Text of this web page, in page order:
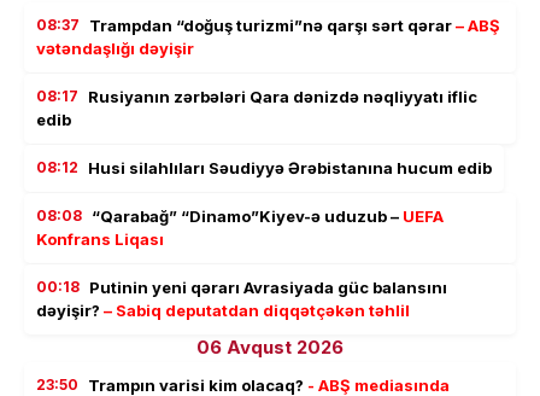
08:37 Trampdan “doğuş turizmi”nə qarşı sərt qərar– ABŞ
vətəndaşlığı dəyişir
08:17
Rusiyanın zərbələri Qara dənizdə nəqliyyatı iflic
edib
08:12 Husi silahlıları Səudiyyə Ərəbistanına hucum edib
08:08 “Qarabağ” “Dinamo”Kiyev-ə uduzub – UEFA
Konfrans Liqası
00:18 Putinin yeni qərarı Avrasiyada güc balansını
dəyişir? – Sabiq deputatdan diqqətçəkən təhlil
06 Avqust 2026
23:50 Trampın varisi kim olacaq? - ABŞ mediasında